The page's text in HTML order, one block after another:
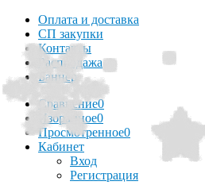
Оплата и доставка
СП закупки
Контакты
Распродажа
Баннер
Сравнение0
Избранное0
Просмотренное0
Кабинет
Вход
Регистрация